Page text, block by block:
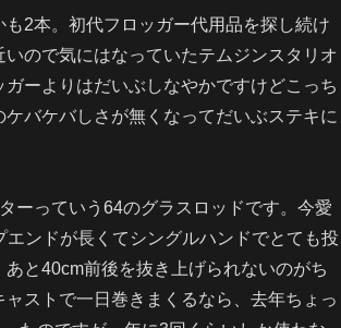
2本。初代フロッガー代用品を探し続け
ので気にはなっていたテムジンスタリオ
ーよりはだいぶしなやかですけどこっち
バケバしさが無くなってだいぶステキに
ーっていう64のグラスロッドです。今愛
ンドが長くてシングルハンドでとても投
と40cm前後を抜き上げられないのがち
ストで一日巻きまくるなら、去年ちょっ